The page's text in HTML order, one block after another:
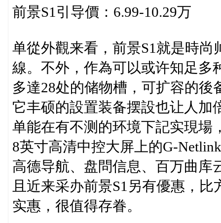
前景S1引导價：6.99-10.29万
单從外觀来看，前景S1就是時
線。不外，作為可以或许知足多
多達28处的储物槽，可扩容的
它丰硕的設置装备摆設也让人加
单能在有不测的环境下記实現場
8英寸高清中控大屏上的G-
高德导航、盘問信息、百万曲库
且近来采办前景S1另有優惠，
实惠，很值得存眷。